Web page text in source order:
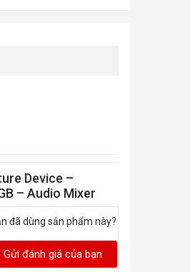
Device –
– Audio Mixer
đã dùng sản phẩm này?
Gửi đánh giá của bạn